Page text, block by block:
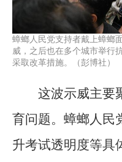
蟑螂人民党支持者戴上蟑螂
威，之后也在多个城市举行
采取改革措施。（彭博社）
这波示威主要
育问题。蟑螂人民
升考试透明度等具